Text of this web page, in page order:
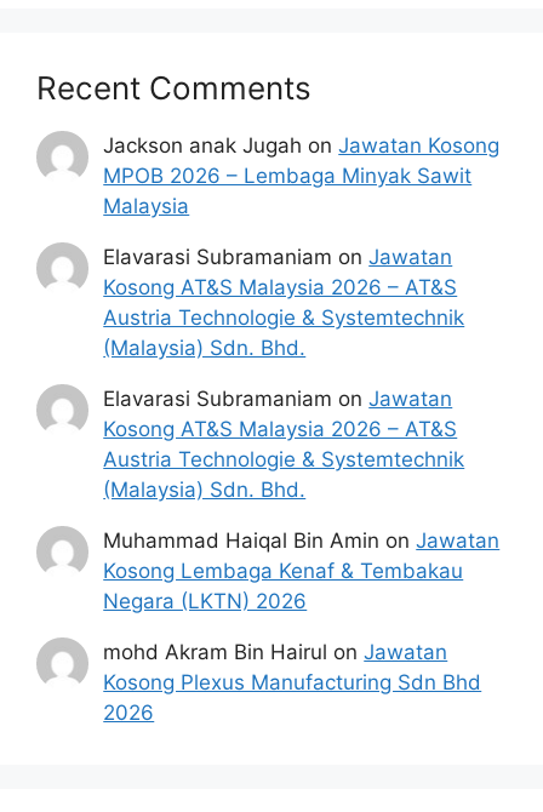
hand pallet) berada dalam keadaan baik
dan selamat digunakan
Cara Mohon Jawatan Kosong
TNB 2026
Permohonan Jawatan Kosong TNB 2026
diatas hendaklah melalui portal rasmi
Tenaga Nasional Berhad di
https://jobs.tnb.com.my/job/
pautan
Mohon Jawatan
yang telah
disediakan dibawah. Untuk pemohon kali
pertama, anda perlu mendaftar akaun
baru terlebih dahulu.
Calon dikehendaki memuat naik resume
yang lengkap (kelayakan akademik,
pengalaman kerja, gaji semasa dan gaji
yang dipohon, gambar berukuran
semasa membuat permohonan.
Pemohon yang telah mendaftar dan
memohon jawatan yang disenaraikan
Recent Comments
Jackson anak Jugah onJawatan Kosong
MPOB 2026 – Lembaga Minyak Sawit
Malaysia
Elavarasi Subramaniam onJawatan
Kosong AT&S Malaysia 2026 – AT&S
Austria Technologie & Systemtechnik
(Malaysia) Sdn. Bhd.
Elavarasi Subramaniam onJawatan
Kosong AT&S Malaysia 2026 – AT&S
Austria Technologie & Systemtechnik
(Malaysia) Sdn. Bhd.
Muhammad Haiqal Bin Amin onJawatan
Kosong Lembaga Kenaf & Tembakau
Negara (LKTN) 2026
mohd Akram Bin Hairul onJawatan
Kosong Plexus Manufacturing Sdn Bhd
2026